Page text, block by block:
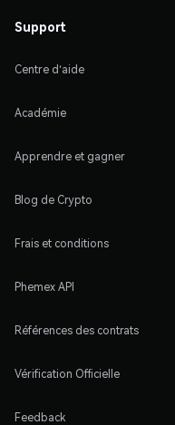
Support
Centre d'aide
Académie
Apprendre et gagner
Blog de Crypto
Frais et conditions
Phemex API
Références des contrats
Vérification Officielle
Feedback